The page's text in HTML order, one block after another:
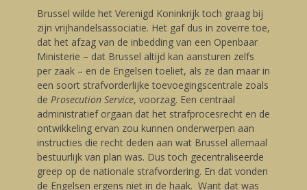
Brussel wilde het Verenigd Koninkrijk toch graag bij
zijn vrijhandelsassociatie. Het gaf dus in zoverre toe,
dat het afzag van de inbedding van een Openbaar
Ministerie – dat Brussel altijd kan aansturen zelfs
per zaak – en de Engelsen toeliet, als ze dan maar in
een soort strafvorderlijke toevoegingscentrale zoals
de Prosecution Service, voorzag. Een centraal
administratief orgaan dat het strafprocesrecht en de
ontwikkeling ervan zou kunnen onderwerpen aan
instructies die recht deden aan wat Brussel allemaal
bestuurlijk van plan was. Dus toch gecentraliseerde
greep op de nationale strafvordering. En dat vonden
de Engelsen ergens niet in de haak. Want dat was